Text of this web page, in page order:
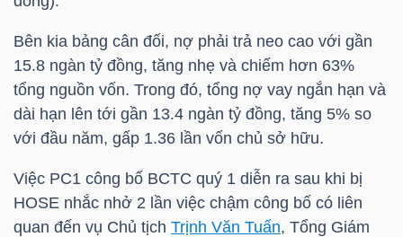
Bên kia bảng cân đối, nợ phải trả neo cao với gần
15.8 ngàn tỷ đồng, tăng nhẹ và chiếm hơn 63%
tổng nguồn vốn. Trong đó, tổng nợ vay ngắn hạn và
dài hạn lên tới gần 13.4 ngàn tỷ đồng, tăng 5% so
với đầu năm, gấp 1.36 lần vốn chủ sở hữu.
Việc PC1 công bố BCTC quý 1 diễn ra sau khi bị
HOSE nhắc nhở 2 lần việc chậm công bố có liên
quan đến vụ Chủ tịch Trịnh Văn Tuấn, Tổng Giám
TƯ
TRUY